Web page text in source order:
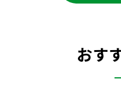
おす